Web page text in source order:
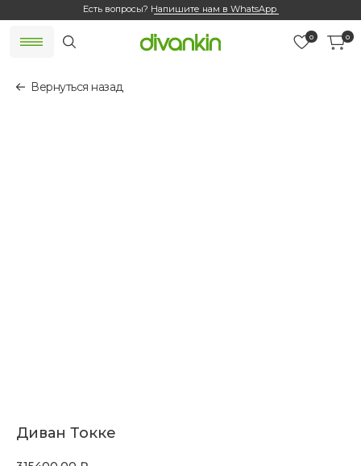
0
0
Есть вопросы? Напишите нам в WhatsApp
Вернуться назад
Диван Токке